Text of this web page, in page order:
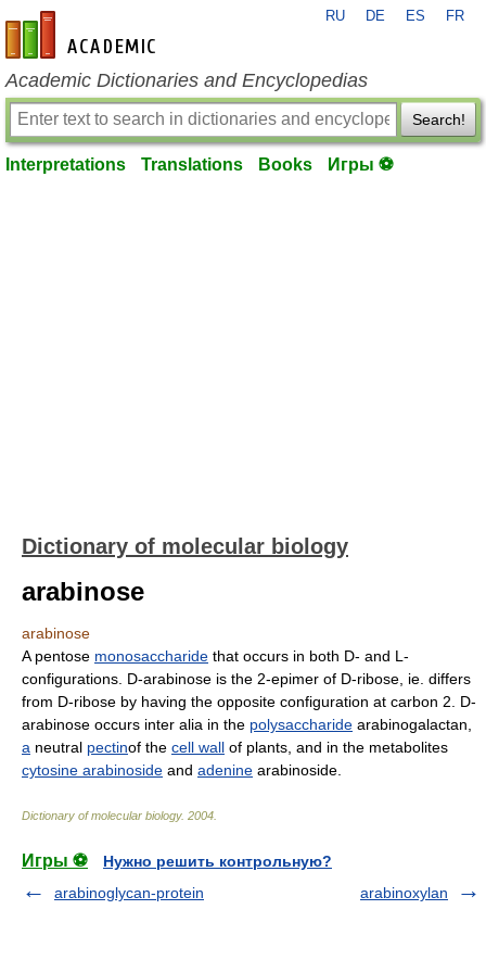
en-academic.com
RU DE ES FR
Academic Dictionaries and Encyclopedias
Search!
Interpretations Translations Books Игры ⚽
Dictionary of molecular biology
arabinose
arabinose
A pentose monosaccharide that occurs in both D- and L-
configurations. D-arabinose is the 2-epimer of D-ribose, ie. differs
from D-ribose by having the opposite configuration at carbon 2. D-
arabinose occurs inter alia in the polysaccharide arabinogalactan,
a neutral pectinof the cell wall of plants, and in the metabolites
cytosine arabinoside and adenine arabinoside.
Dictionary of molecular biology. 2004
Игры ⚽
Нужно решить контрольную?
arabinoglycan-protein
arabinoxylan